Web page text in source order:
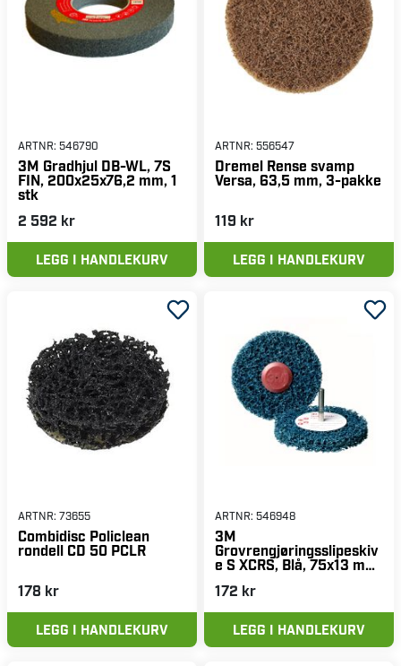
ARTNR: 546790
3M Gradhjul DB-WL, 7S
FIN, 200x25x76,2 mm, 1
stk
2 592 kr
LEGG I HANDLEKURV
ARTNR: 556547
Dremel Rense svamp
Versa, 63,5 mm, 3-pakke
119 kr
LEGG I HANDLEKURV
ARTNR: 73655
Combidisc Policlean
rondell CD 50 PCLR
178 kr
LEGG I HANDLEKURV
ARTNR: 546948
3M
Grovrengjøringsslipeskiv
e S XCRS, Blå, 75x13 mm,
172 kr
LEGG I HANDLEKURV